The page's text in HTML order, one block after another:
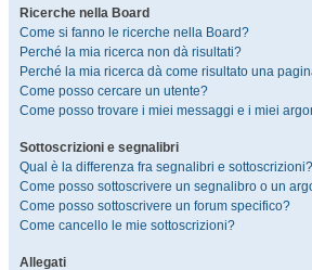
Ricerche nella Board
Come si fanno le ricerche nella Board?
Perché la mia ricerca non dà risultati?
Perché la mia ricerca dà come risultato una
Come posso cercare un utente?
Come posso trovare i miei messaggi e i miei
Sottoscrizioni e segnalibri
Qual è la differenza fra segnalibri e sottoscrizioni?
Come posso sottoscrivere un segnalibro o un
Come posso sottoscrivere un forum specifico?
Come cancello le mie sottoscrizioni?
Allegati